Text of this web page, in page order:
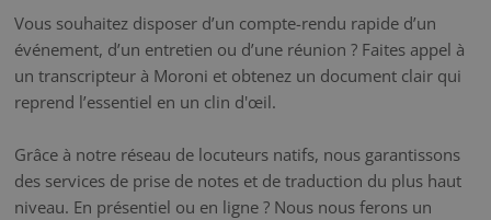
Vous souhaitez disposer d’un compte-rendu rapide d’un
événement, d’un entretien ou d’une réunion ? Faites appel à
un transcripteur à Moroni et obtenez un document clair qui
reprend l’essentiel en un clin d'œil.
Grâce à notre réseau de locuteurs natifs, nous garantissons
des services de prise de notes et de traduction du plus haut
niveau. En présentiel ou en ligne ? Nous nous ferons un